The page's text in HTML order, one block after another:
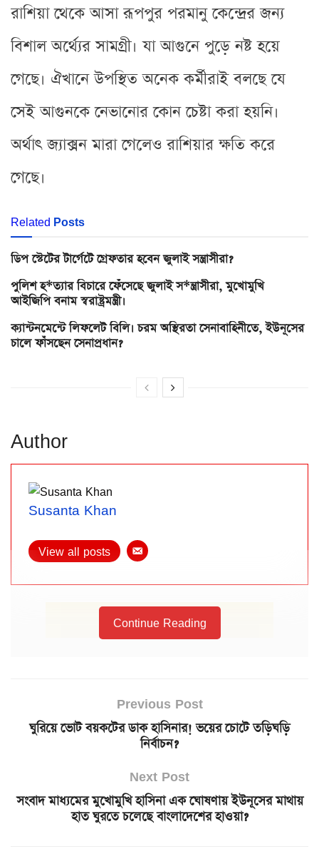
রাশিয়া থেকে আসা রূপপুর পরমানু কেন্দ্রের জন্য
বিশাল অর্থ্যের সামগ্রী। যা আগুনে পুড়ে নষ্ট হয়ে
গেছে। ঐখানে উপস্থিত অনেক কর্মীরাই বলছে যে
সেই আগুনকে নেভানোর কোন চেষ্টা করা হয়নি।
অর্থাৎ জ্যাক্সন মারা গেলেও রাশিয়ার ক্ষতি করে
গেছে।
Related Posts
ডিপ স্টেটের টার্গেটে গ্রেফতার হবেন জুলাই সন্ত্রাসীরা?
পুলিশ হ*ত্যার বিচারে ফেঁসেছে জুলাই স*ন্ত্রাসীরা, মুখোমুখি
আইজিপি বনাম স্বরাষ্ট্রমন্ত্রী।
ক্যান্টনমেন্টে লিফলেট বিলি। চরম অস্থিরতা সেনাবাহিনীতে, ইউনূসের
চালে ফাঁসছেন সেনাপ্রধান?
Author
Susanta Khan
View all posts
Continue Reading
Previous Post
ঘুরিয়ে ভোট বয়কটের ডাক হাসিনার! ভয়ের চোটে তড়িঘড়ি
নির্বাচন?
Next Post
সংবাদ মাধ্যমের মুখোমুখি হাসিনা এক ঘোষণায় ইউনূসের মাথায়
হাত ঘুরতে চলেছে বাংলাদেশের হাওয়া?